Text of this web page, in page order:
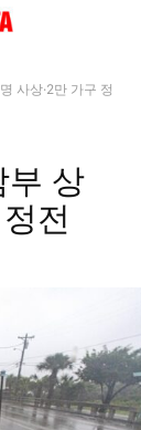
사상·2만 가구 정
부 상
전